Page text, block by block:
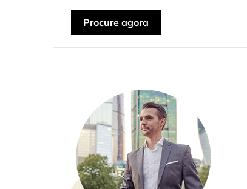
Procure agora